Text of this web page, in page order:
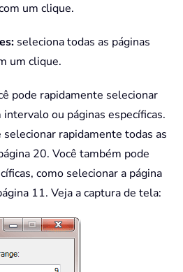
um clique.
seleciona todas as páginas
um clique.
pode rapidamente selecionar
ou páginas específicas.
rapidamente todas as
20. Você também pode
como selecionar a página
11. Veja a captura de tela: